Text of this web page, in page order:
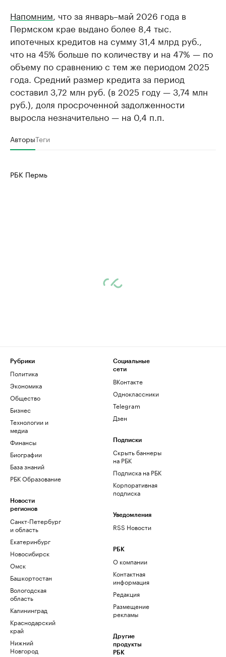
Напомним , что за январь–май 2026 года в
Пермском крае выдано более 8,4 тыс.
ипотечных кредитов на сумму 31,4 млрд руб.,
что на 45% больше по количеству и на 47% — по
объему по сравнению с тем же периодом 2025
года. Средний размер кредита за период
составил 3,72 млн руб. (в 2025 году — 3,74 млн
руб.), доля просроченной задолженности
выросла незначительно — на 0,4 п.п.
АвторыТеги
РБК Пермь
Рубрики
Политика
Экономика
Общество
Бизнес
Технологии и
медиа
Финансы
Биографии
База знаний
РБК Образование
Новости
регионов
Санкт-Петербург
и область
Екатеринбург
Новосибирск
Омск
Башкортостан
Вологодская
область
Калининград
Краснодарский
край
Нижний
Новгород
Социальные
сети
ВКонтакте
Одноклассники
Telegram
Дзен
Подписки
Скрыть баннеры
на РБК
Подписка на РБК
Корпоративная
подписка
Уведомления
RSS Новости
РБК
О компании
Контактная
информация
Редакция
Размещение
рекламы
Другие
продукты
РБК